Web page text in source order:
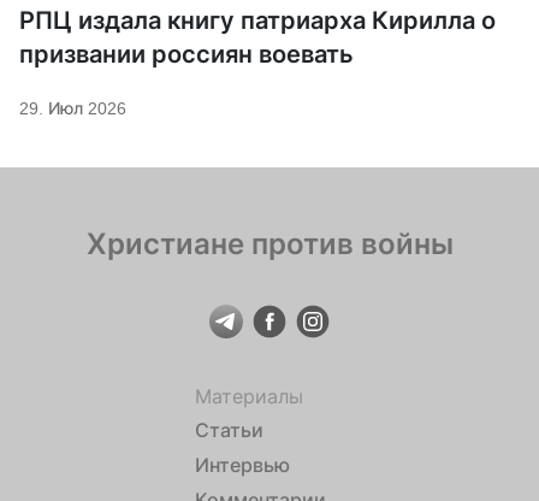
РПЦ издала книгу патриарха Кирилла о
призвании россиян воевать
29. Июл 2026
Христиане против войны
Материалы
Статьи
Интервью